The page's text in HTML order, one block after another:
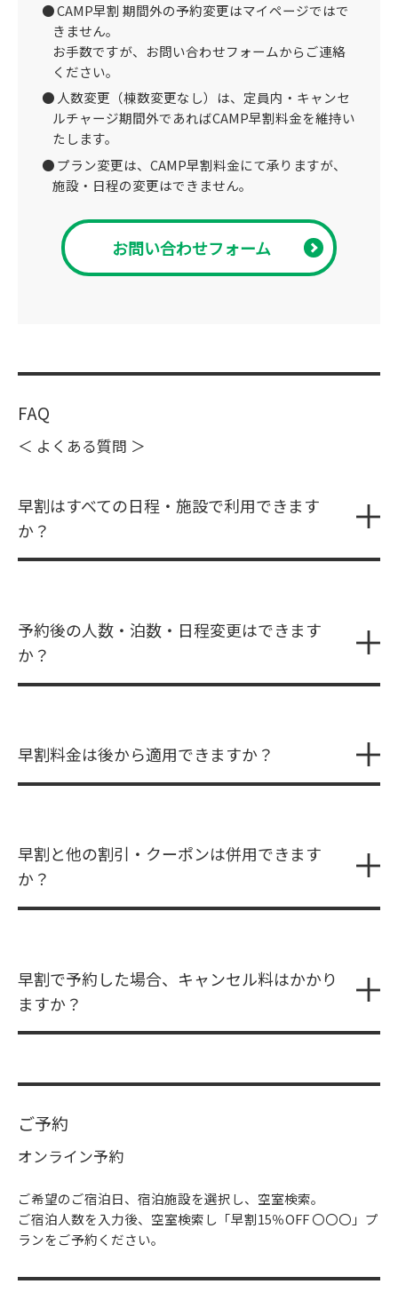
CAMP早割 期間外の予約変更はマイページではで
きません。
お手数ですが、お問い合わせフォームからご連絡
ください。
人数変更（棟数変更なし）は、定員内・キャンセ
ルチャージ期間外であればCAMP早割料金を維持い
たします。
プラン変更は、CAMP早割料金にて承りますが、
施設・日程の変更はできません。
お問い合わせフォーム
FAQ
＜ よくある質問 ＞
早割はすべての日程・施設で利用できます
か？
予約後の人数・泊数・日程変更はできます
か？
早割料金は後から適用できますか？
早割と他の割引・クーポンは併用できます
か？
早割で予約した場合、キャンセル料はかかり
ますか？
ご予約
オンライン予約
ご希望のご宿泊日、宿泊施設を選択し、空室検索。
ご宿泊人数を入力後、空室検索し「早割15％OFF 〇〇〇」プ
ランをご予約ください。